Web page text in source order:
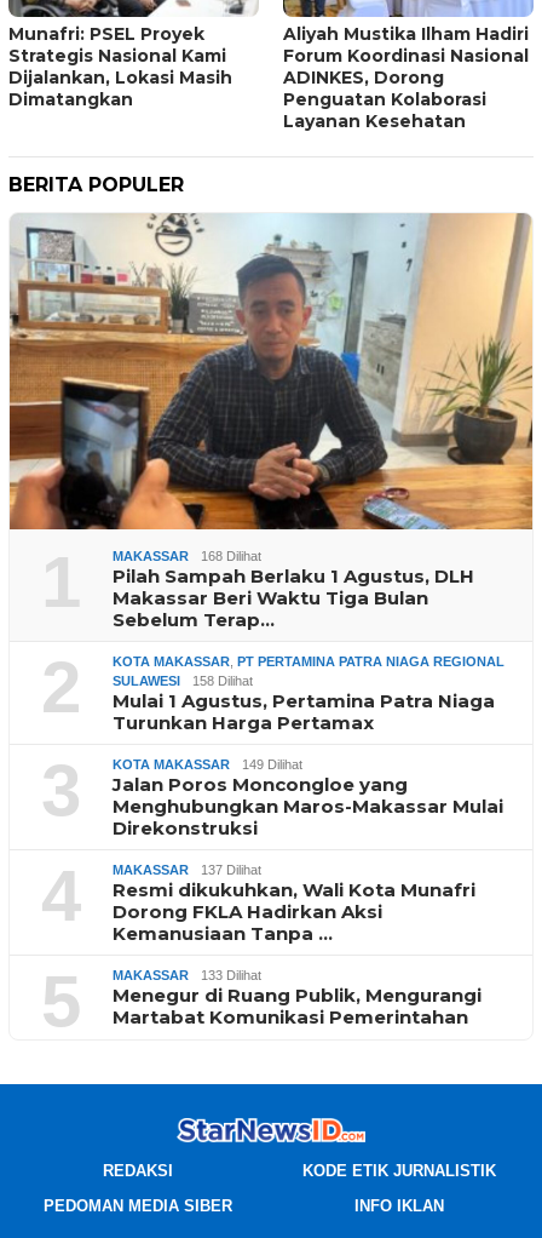
Munafri: PSEL Proyek
Strategis Nasional Kami
Dijalankan, Lokasi Masih
Dimatangkan
Aliyah Mustika Ilham Hadiri
Forum Koordinasi Nasional
ADINKES, Dorong
Penguatan Kolaborasi
Layanan Kesehatan
BERITA POPULER
1 MAKASSAR 168 Dilihat
Pilah Sampah Berlaku 1 Agustus, DLH
Makassar Beri Waktu Tiga Bulan
Sebelum Terap…
2 KOTA MAKASSAR PT PERTAMINA PATRA NIAGA REGIONAL
SULAWESI
158 Dilihat
Mulai 1 Agustus, Pertamina Patra Niaga
Turunkan Harga Pertamax
3 KOTA MAKASSAR 149 Dilihat
Jalan Poros Moncongloe yang
Menghubungkan Maros-Makassar Mulai
Direkonstruksi
4 MAKASSAR 137 Dilihat
Resmi dikukuhkan, Wali Kota Munafri
Dorong FKLA Hadirkan Aksi
Kemanusiaan Tanpa …
5 MAKASSAR 133 Dilihat
Menegur di Ruang Publik, Mengurangi
Martabat Komunikasi Pemerintahan
REDAKSI
KODE ETIK JURNALISTIK
PEDOMAN MEDIA SIBER
INFO IKLAN